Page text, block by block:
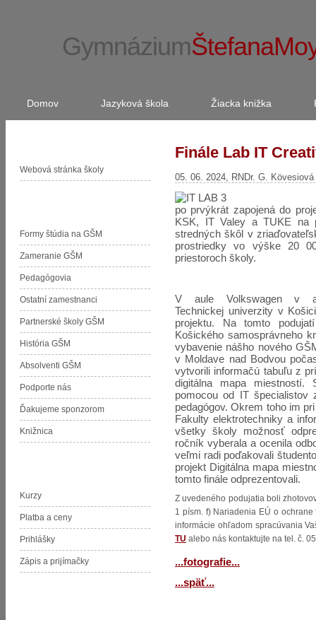
Gymnázium
Domov Jazyková škola Žiacka knižka
Webová stránka školy
Formy štúdia na GŠM
Zameranie GŠM
Pedagógovia
Ostatní zamestnanci
Partnerské školy GŠM
História GŠM
Absolventi GŠM
Podporte nás
Ďakujeme sponzorom
Knižnica
Kurzy
Platba a ceny
Prihlášky
Zápis a prijímačky
Finále Lab IT
05. 06. 2024, RNDr. G. Kövesiová
po prvýkrát zapojená do
KSK, IT Valey a TUKE na
stredných škôl v
prostriedky vo výške 20
priestoroch školy.
V aule Volkswagen v
Technickej univerzity v
projektu. Na tomto
Košického samosprávneho
vybavenie nášho nového
v Moldave nad Bodvou
vytvorili informačú tabuľu z
digitálna mapa
pomocou od IT
pedagógov. Okrem toho im
Fakulty elektrotechniky a
všetky školy možnosť
ročník vyberala a ocenila
veľmi radi poďakovali
projekt Digitálna mapa
tomto finále odprezentovali.
Z uvedeného podujatia boli
1 písm. f) Nariadenia EÚ o
informácie ohľadom spracúvania
TU alebo nás kontaktujte na tel. č.
...fotografie...
...späť...